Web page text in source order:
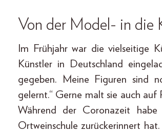
Von der Model- in die
Im Frühjahr war die vielseitige
Künstler in Deutschland
gegeben. Meine Figuren sind
gelernt.“ Gerne malt sie auch
Während der Coronazeit
Ortweinschule zurück­erinnert